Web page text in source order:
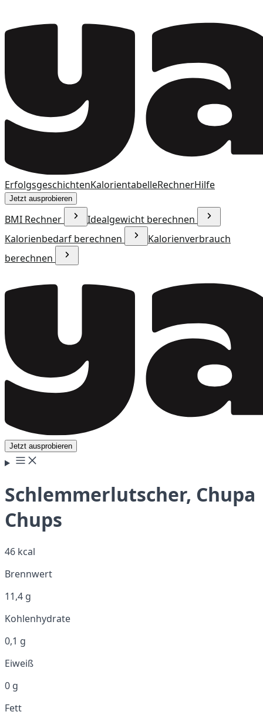
ErfolgsgeschichtenKalorientabelleRechnerHilfe
Jetzt ausprobieren
BMI Rechner
Idealgewicht berechnen
Kalorienbedarf berechnen
Kalorienverbrauch
berechnen
Jetzt ausprobieren
Schlemmerlutscher, Chupa
Chups
46 kcal
Brennwert
11,4 g
Kohlenhydrate
0,1 g
Eiweiß
0 g
Fett